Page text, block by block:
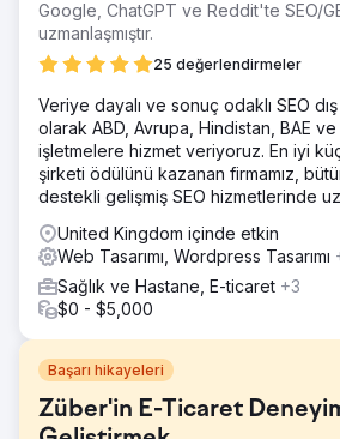
Google, ChatGPT ve Reddit'te SEO/
uzmanlaşmıştır.
25 değerlendirmeler
Veriye dayalı ve sonuç odaklı SEO
olarak ABD, Avrupa, Hindistan, BAE
işletmelere hizmet veriyoruz. En iyi
şirketi ödülünü kazanan firmamız,
destekli gelişmiş SEO hizmetlerinde
United Kingdom içinde etkin
Web Tasarımı, Wordpress Tasarımı
Sağlık ve Hastane, E-ticaret +3
$0 - $5,000
Başarı hikayeleri
Züber'in E-Ticaret